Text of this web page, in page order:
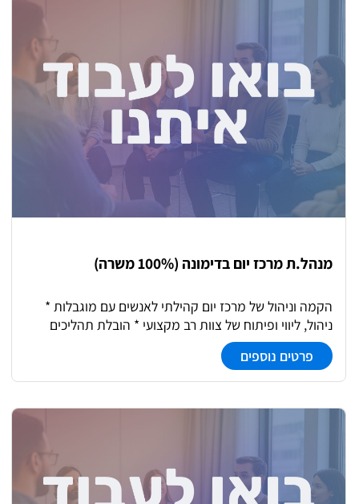
מנהל.ת מרכז יום בדימונה (100% משרה)
הקמה וניהול של מרכז יום קהילתי לאנשים עם מוגבלות *
ניהול, ליווי ופיתוח של צוות רב מקצועי * הובלת תהליכים
אישיים של המשתתפים והמשתתפות * יצירת שותפויות עם
המרכז הקהילתי, הרשות וגורמי מקצוע * פיתוח הזדמנויות
להשתתפות משמעותית בקהילה משרה מלאה | 5 ימים
פרטים נוספים